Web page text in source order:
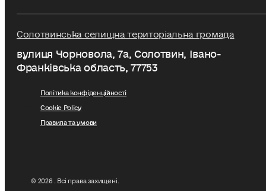
Солотвинська селищна територіальна громада
вулиця Чорновола, 7a, Солотвин, Івано-
Франківська область, 77753
Політика конфіденційності
Cookie Policy
Правила та умови
© 2026 . Всі права захищені.